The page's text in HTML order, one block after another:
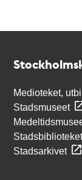
Medioteket,
Stadsmuseet
Stadsarkivet